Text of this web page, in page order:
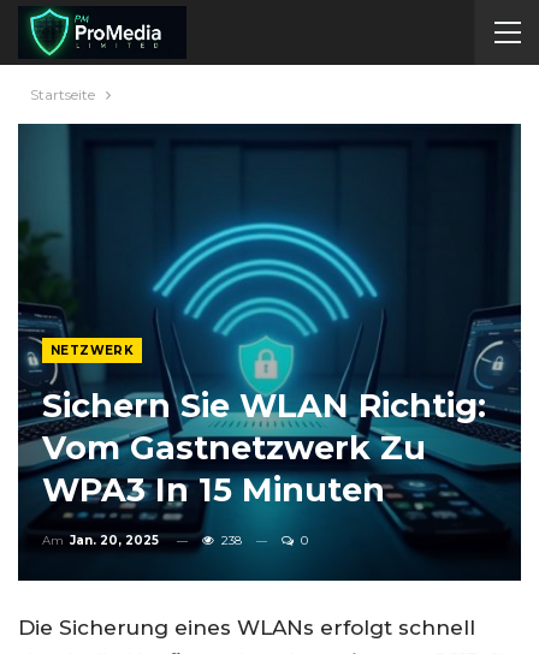
Startseite
NETZWERK
Sichern Sie WLAN Richtig:
Vom Gastnetzwerk Zu
WPA3 In 15 Minuten
Am Jan. 20, 2025 238 0
Die Sicherung eines WLANs erfolgt schnell